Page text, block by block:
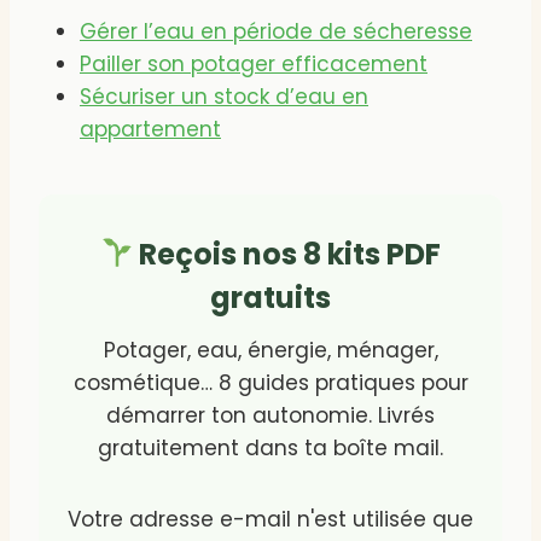
Gérer l’eau en période de sécheresse
Pailler son potager efficacement
Sécuriser un stock d’eau en
appartement
Reçois nos 8 kits PDF
gratuits
Potager, eau, énergie, ménager,
cosmétique… 8 guides pratiques pour
démarrer ton autonomie. Livrés
gratuitement dans ta boîte mail.
Votre adresse e-mail n'est utilisée que